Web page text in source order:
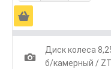
Ä
1
Диск колеса
б/камерный /